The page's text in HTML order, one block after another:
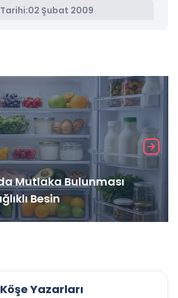
02 Şubat 2009
Mutlaka Bulunması
Besin
Köşe Yazarları